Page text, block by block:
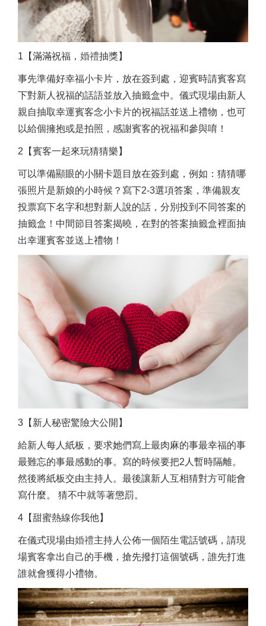
1【滿滿祝福， 婚禮抽獎】
事先準備好幸福小卡片，放在簽到處，迎賓時請賓客寫
下對新人祝福的話語並放入抽籤盒中。儀式現場由新人
親自抽取幸運賓客念小卡片的祝福話並送上禮物，也可
以給個擁抱或是拍照，感謝賓客的祝福和參與唷！
2【賓客一起來玩猜猜樂】
可以準備顯眼的小關卡題目放在簽到處，例如：猜猜哪
張照片是新娘的小時候？寫下2-3選項答案，準備親友
投票寫下名字和想對新人說的話，分別投到不同答案的
抽籤盒！中間節目答案揭曉，在對的答案抽籤盒裡面抽
出幸運賓客並送上禮物！
3【新人秘密驚險大公開】
給新人每人紙板，要求她們寫上最肉麻的事最幸福的事
最難忘的事最感動的事。寫的時候要把2人暫時隔離。
然後將紙板交由主持人。最後讓新人互相猜對方可能會
寫什麼。 猜不中就等著懲罰。
4【甜蜜熱線你我他】
在儀式現場由婚禮主持人公佈一個陌生電話號碼，請現
場賓客拿出自己的手機，搶先撥打這個號碼，誰先打進
誰就會獲得小禮物。